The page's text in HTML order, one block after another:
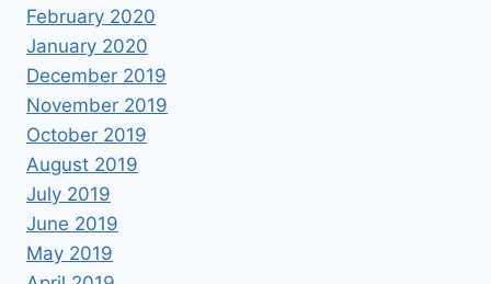
February 2020
January 2020
December 2019
November 2019
October 2019
August 2019
July 2019
June 2019
May 2019